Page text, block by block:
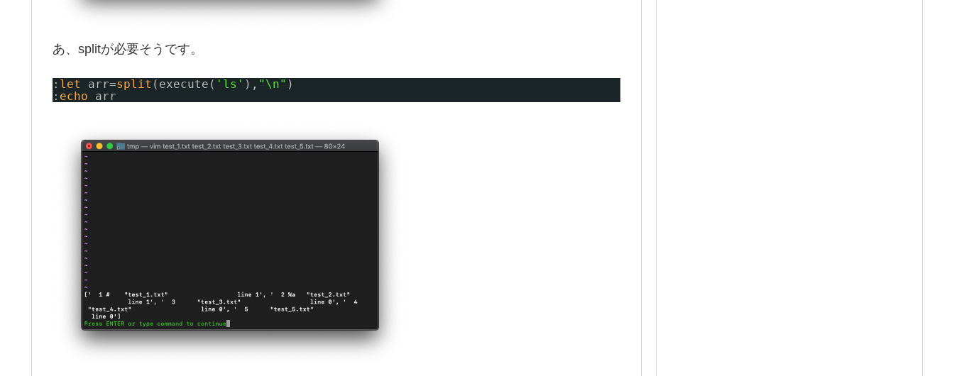
あ、splitが必要そうです。
: let arr=split (execute( 'ls' ), "\n" )
: echo arr